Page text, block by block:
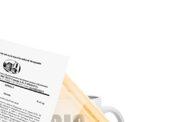
базы:
справочников «Организации»,
«Структура предприятия»;
договоров (до 3-х видов);